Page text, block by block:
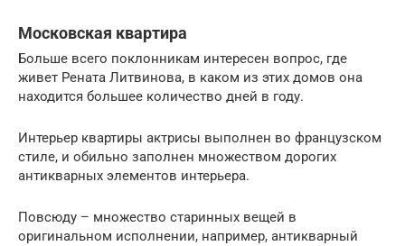
Московская квартира
Больше всего поклонникам интересен вопрос, где
живет Рената Литвинова, в каком из этих домов она
находится большее количество дней в году.
Интерьер квартиры актрисы выполнен во французском
стиле, и обильно заполнен множеством дорогих
антикварных элементов интерьера.
Повсюду – множество старинных вещей в
оригинальном исполнении, например, антикварный